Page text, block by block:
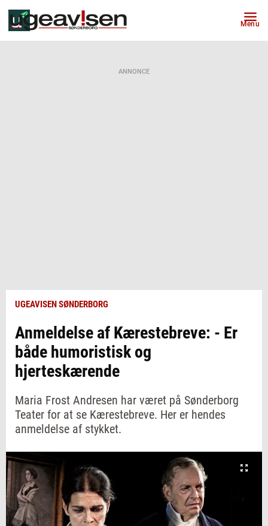
Menu
ANNONCE
UGEAVISEN SØNDERBORG
Anmeldelse af Kærestebreve: - Er
både humoristisk og
hjerteskærende
Maria Frost Andresen har været på Sønderborg
Teater for at se Kærestebreve. Her er hendes
anmeldelse af stykket.